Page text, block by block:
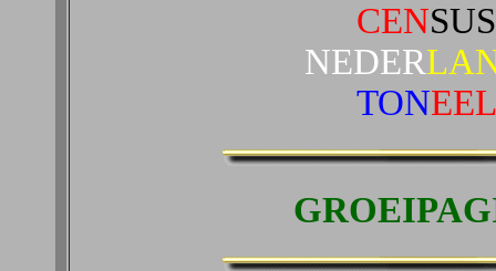
CENSUS
NEDER
TONEEL